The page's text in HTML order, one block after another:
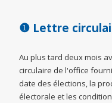
❶Lettre
Au plus tard deux mois
circulaire de l'office
date des élections, la
électorale et les